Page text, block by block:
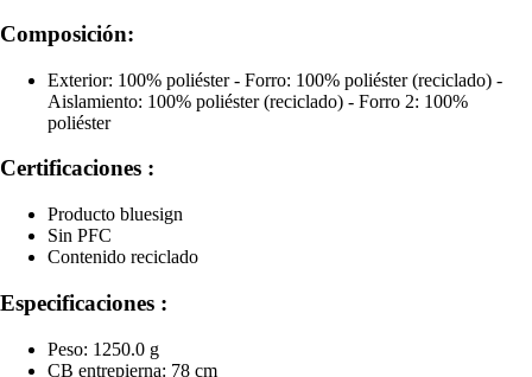
Composición:
Exterior: 100% poliéster - Forro: 100% poliéster (reciclado) -
Aislamiento: 100% poliéster (reciclado) - Forro 2: 100%
poliéster
Certificaciones :
Producto bluesign
Sin PFC
Contenido reciclado
Especificaciones :
Peso: 1250.0 g
CB entrepierna: 78 cm